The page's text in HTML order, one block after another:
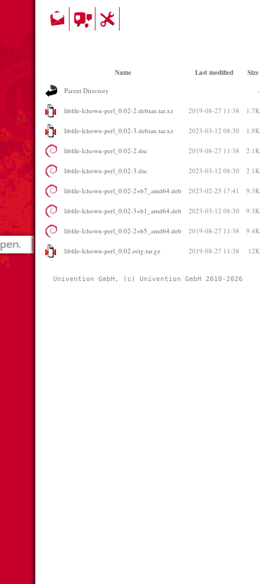
Name Last modified Size
Parent Directory -
libfile-lchown-perl_0.02-2.debian.tar.xz 2019-08-27 11:38 1.7K
libfile-lchown-perl_0.02-3.debian.tar.xz 2023-03-12 08:30 1.9K
libfile-lchown-perl_0.02-2.dsc 2019-08-27 11:38 2.1K
libfile-lchown-perl_0.02-3.dsc 2023-03-12 08:30 2.1K
libfile-lchown-perl_0.02-2+b7_amd64.deb 2023-02-25 17:41 9.3K
libfile-lchown-perl_0.02-3+b1_amd64.deb 2023-03-12 08:30 9.3K
libfile-lchown-perl_0.02-2+b5_amd64.deb 2019-08-27 11:38 9.4K
libfile-lchown-perl_0.02.orig.tar.gz 2019-08-27 11:38 12K
Univention GmbH, (c) Univention GmbH 2010-2026